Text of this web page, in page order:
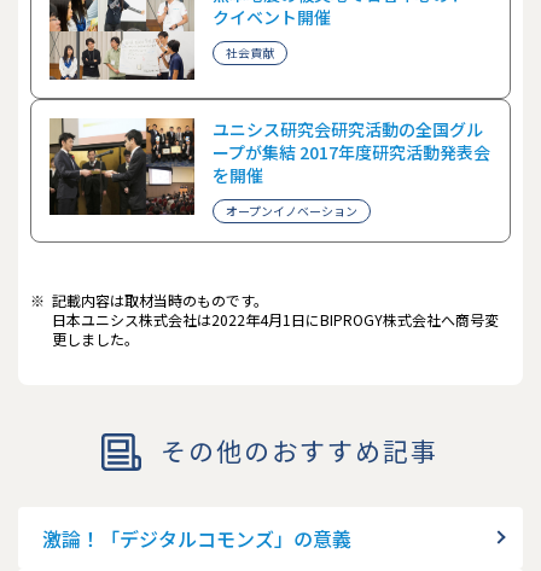
クイベント開催
社会貢献
ユニシス研究会研究活動の全国グル
ープが集結 2017年度研究活動発表会
を開催
オープンイノベーション
※ 記載内容は取材当時のものです。
日本ユニシス株式会社は2022年4月1日にBIPROGY株式会社へ商号変
更しました。
その他のおすすめ記事
激論！「デジタルコモンズ」の意義